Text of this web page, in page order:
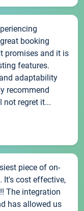
booking
promises and it is
features.
adaptability
recommend
not regret it...
piece of on-
It's cost effective,
The integration
has allowed us